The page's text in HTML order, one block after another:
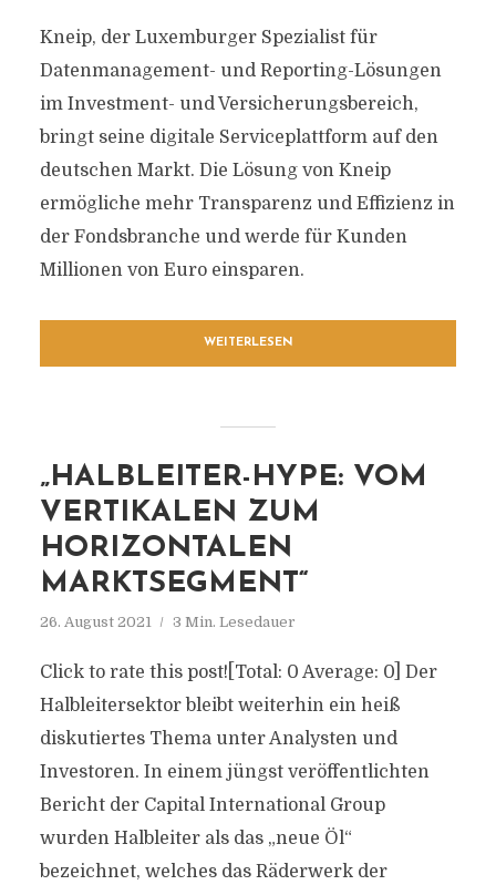
Kneip, der Luxemburger Spezialist für
Datenmanagement- und Reporting-Lösungen
im Investment- und Versicherungsbereich,
bringt seine digitale Serviceplattform auf den
deutschen Markt. Die Lösung von Kneip
ermögliche mehr Transparenz und Effizienz in
der Fondsbranche und werde für Kunden
Millionen von Euro einsparen.
WEITERLESEN
„HALBLEITER-HYPE: VOM
VERTIKALEN ZUM
HORIZONTALEN
MARKTSEGMENT“
26. August 2021 3 Min. Lesedauer
Click to rate this post![Total: 0 Average: 0] Der
Halbleitersektor bleibt weiterhin ein heiß
diskutiertes Thema unter Analysten und
Investoren. In einem jüngst veröffentlichten
Bericht der Capital International Group
wurden Halbleiter als das „neue Öl“
bezeichnet, welches das Räderwerk der